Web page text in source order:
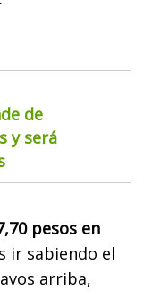
de
y será
pesos en
ir sabiendo el
arriba,